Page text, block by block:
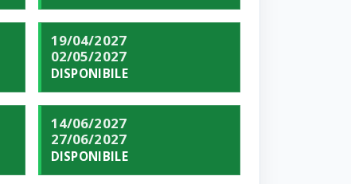
19/04/2027
02/05/2027
DISPONIBILE
14/06/2027
27/06/2027
DISPONIBILE